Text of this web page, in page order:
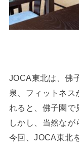
JOCA東北は、佛
泉、フィットネス
れると、佛子園で
しかし、当然なが
今回、JOCA東北